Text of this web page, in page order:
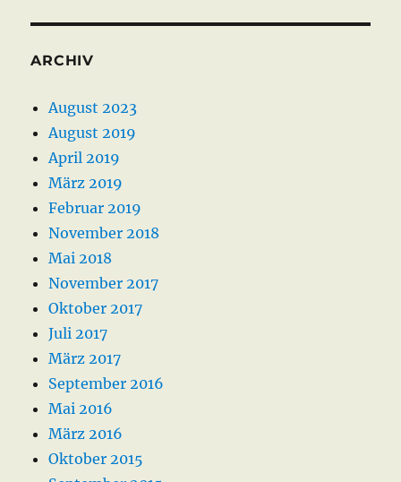
ARCHIV
August 2023
August 2019
April 2019
März 2019
Februar 2019
November 2018
Mai 2018
November 2017
Oktober 2017
Juli 2017
März 2017
September 2016
Mai 2016
März 2016
Oktober 2015